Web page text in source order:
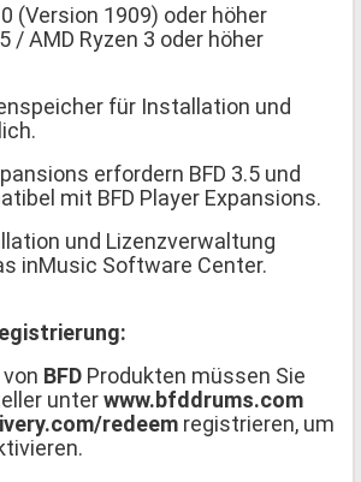
(Version 1909) oder höher
/ AMD Ryzen 3 oder höher
für Installation und
erfordern BFD 3.5 und
mit BFD Player Expansions.
und Lizenzverwaltung
inMusic Software Center.
BFD Produkten müssen Sie
unterwww.bfddrums.com
redeem registrieren, um